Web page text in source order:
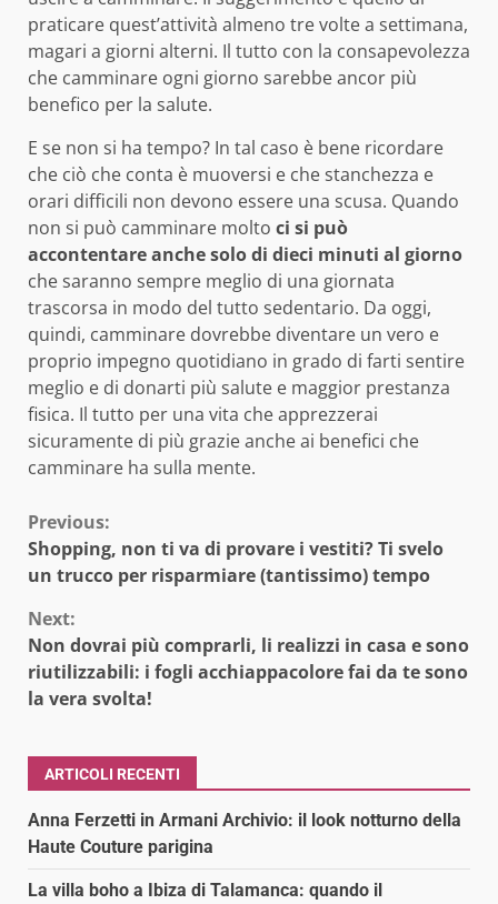
praticare quest’attività almeno tre volte a settimana,
magari a giorni alterni. Il tutto con la consapevolezza
che camminare ogni giorno sarebbe ancor più
benefico per la salute.
E se non si ha tempo? In tal caso è bene ricordare
che ciò che conta è muoversi e che stanchezza e
orari difficili non devono essere una scusa. Quando
non si può camminare molto ci si può
accontentare anche solo di dieci minuti al giorno
che saranno sempre meglio di una giornata
trascorsa in modo del tutto sedentario. Da oggi,
quindi, camminare dovrebbe diventare un vero e
proprio impegno quotidiano in grado di farti sentire
meglio e di donarti più salute e maggior prestanza
fisica. Il tutto per una vita che apprezzerai
sicuramente di più grazie anche ai benefici che
camminare ha sulla mente.
Continue
Reading
Previous:
Shopping, non ti va di provare i vestiti? Ti svelo
un trucco per risparmiare (tantissimo) tempo
Next:
Non dovrai più comprarli, li realizzi in casa e sono
riutilizzabili: i fogli acchiappacolore fai da te sono
la vera svolta!
ARTICOLI RECENTI
Anna Ferzetti in Armani Archivio: il look notturno della
Haute Couture parigina
La villa boho a Ibiza di Talamanca: quando il